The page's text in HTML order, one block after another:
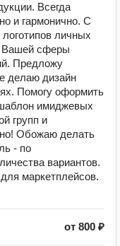
Всегда
и гармонично. С
личных
Вашей сферы
Предложу
делаю дизайн
Помогу оформить
имиджевых
групп и
Обожаю делать
- по
вариантов.
маркетплейсов.
от 800 ₽